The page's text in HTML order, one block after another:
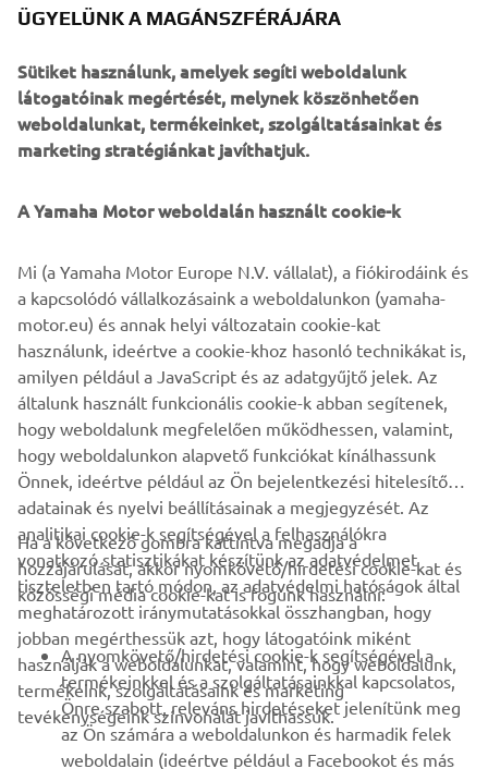
The rider’s seating position is sportier but not too
bars; the footrests are stock. The leather saddle has been
about 120 mm. The setup perfected by the Yamaha
designers remains unchanged. The tyres, rims, ABS
braking system, forks, frame, mechanics and all the
electrics are totally standard issue. The only concession to
sound is the custom designed 2-into-1 exhaust pipe. The
trapezium section tip is more compact and lighter than
the original.
VÁLLALATI
B2B
TÖBB YAMAHA
TÁMOGATÁS
ÜGYELÜNK A MAGÁNSZFÉRÁJÁRA
Sütiket használunk, amelyek segíti weboldalunk
látogatóinak megértését, melynek köszönhetően
weboldalunkat, termékeinket, szolgáltatásainkat és
marketing stratégiánkat javíthatjuk.
A Yamaha Motor weboldalán használt cookie-k
Mi (a Yamaha Motor Europe N.V. vállalat), a fiókirodáink és
a kapcsolódó vállalkozásaink a weboldalunkon (yamaha-
motor.eu) és annak helyi változatain cookie-kat
használunk, ideértve a cookie-khoz hasonló technikákat is,
amilyen például a JavaScript és az adatgyűjtő jelek. Az
általunk használt funkcionális cookie-k abban segítenek,
hogy weboldalunk megfelelően működhessen, valamint,
hogy weboldalunkon alapvető funkciókat kínálhassunk
Önnek, ideértve például az Ön bejelentkezési hitelesítő
adatainak és nyelvi beállításainak a megjegyzését. Az
analitikai cookie-k segítségével a felhasználókra
vonatkozó statisztikákat készítünk az adatvédelmet
tiszteletben tartó módon, az adatvédelmi hatóságok által
meghatározott iránymutatásokkal összhangban, hogy
jobban megérthessük azt, hogy látogatóink miként
használják a weboldalunkat, valamint, hogy weboldalunk,
termékeink, szolgáltatásaink és marketing
tevékenységeink színvonalát javíthassuk.
Ha a következő gombra kattintva megadja a
hozzájárulását, akkor nyomkövető/hirdetési cookie-kat és
közösségi média cookie-kat is fogunk használni:
A nyomkövető/hirdetési cookie-k segítségével a
termékeinkkel és a szolgáltatásainkkal kapcsolatos,
Önre szabott, releváns hirdetéseket jelenítünk meg
az Ön számára a weboldalunkon és harmadik felek
weboldalain (ideértve például a Facebookot és más